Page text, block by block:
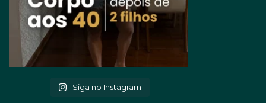
Siga no Instagram